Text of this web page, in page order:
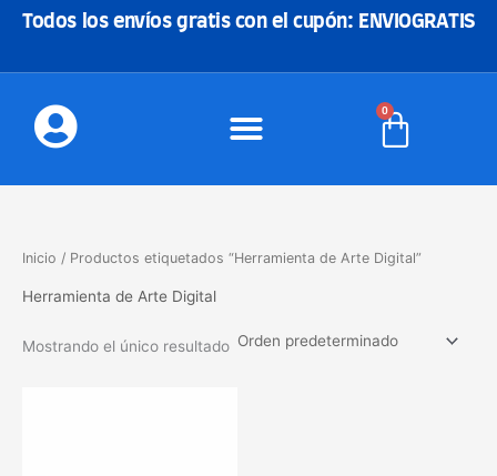
Todos los envíos gratis con el cupón: ENVIOGRATIS
0
Carrito
Inicio / Productos etiquetados “Herramienta de Arte Digital”
Herramienta de Arte Digital
Mostrando el único resultado